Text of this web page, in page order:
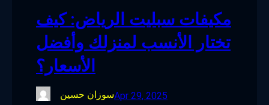
مكيفات سبليت الرياض: كيف
تختار الأنسب لمنزلك وأفضل
الأسعار؟
سوزان حسينApr 29, 2025